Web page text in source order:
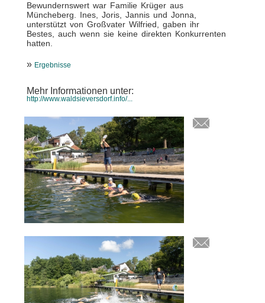
Bewundernswert war Familie Krüger aus
Müncheberg. Ines, Joris, Jannis und Jonna,
unterstützt von Großvater Wilfried, gaben ihr
Bestes, auch wenn sie keine direkten Konkurrenten
hatten.
» Ergebnisse
Mehr Informationen unter:
http://www.waldsieversdorf.info/...